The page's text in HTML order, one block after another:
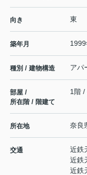
向き 東
築年月
種別 / 建物構造 アパ
部屋 /
所在階 / 階建て
1階 /
所在地 奈良
交通 近鉄
近鉄
近鉄